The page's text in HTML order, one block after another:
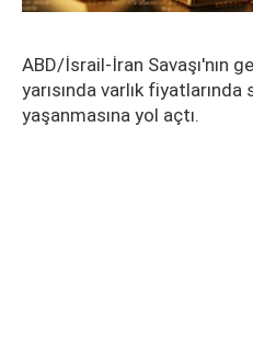
ABD/İsrail-İran Savaşı'nın
yarısında varlık
yaşanmasına yol açtı.